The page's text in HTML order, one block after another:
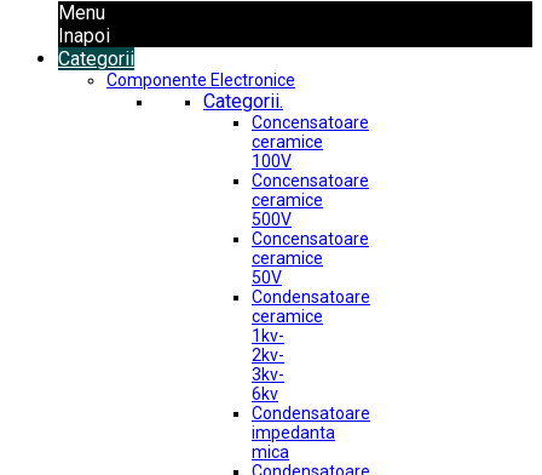
Menu
Inapoi
Categorii
Componente Electronice
Categorii.
Concensatoare
ceramice
100V
Concensatoare
ceramice
500V
Concensatoare
ceramice
50V
Condensatoare
ceramice
1kv-
2kv-
3kv-
6kv
Condensatoare
impedanta
mica